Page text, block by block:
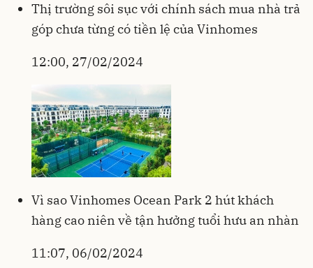
Thị trường sôi sục với chính sách mua nhà trả
góp chưa từng có tiền lệ của Vinhomes
12:00, 27/02/2024
Vì sao Vinhomes Ocean Park 2 hút khách
hàng cao niên về tận hưởng tuổi hưu an nhàn
11:07, 06/02/2024